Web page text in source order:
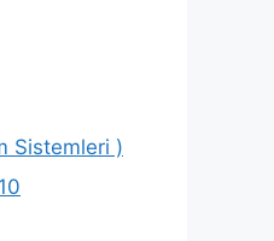
Sistemleri )